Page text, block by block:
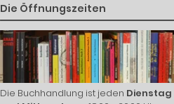
Die Öffnungszeiten
Die Buchhandlung ist jeden Dienstag